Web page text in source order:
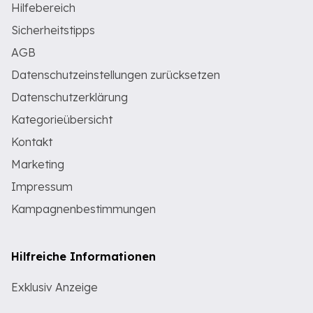
Hilfebereich
Sicherheitstipps
AGB
Datenschutzeinstellungen zurücksetzen
Datenschutzerklärung
Kategorieübersicht
Kontakt
Marketing
Impressum
Kampagnenbestimmungen
Hilfreiche Informationen
Exklusiv Anzeige